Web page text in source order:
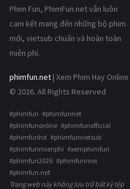
Phim Fun, PhimFun.net vẫn luôn
cam kết mang đến những bộ phim
mới, vietsub chuẩn và hoàn toàn
miễn phí.
phimfun.net | Xem Phim Hay Online
© 2026. All Rights Reserved
#phimfun #phimfunnet
#phimfunonline #phimfunofficial
#phimfunhd #phimfunvietsub
#phimfunmienphi #xemphimfun
#phimfun2026 #phimfunmoi
#phimfun.net
Trang web này không lưu trữ bất kỳ tệp